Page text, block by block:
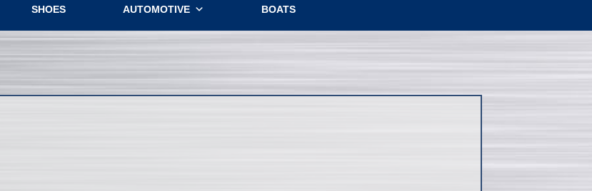
SHOES AUTOMOTIVE BOATS